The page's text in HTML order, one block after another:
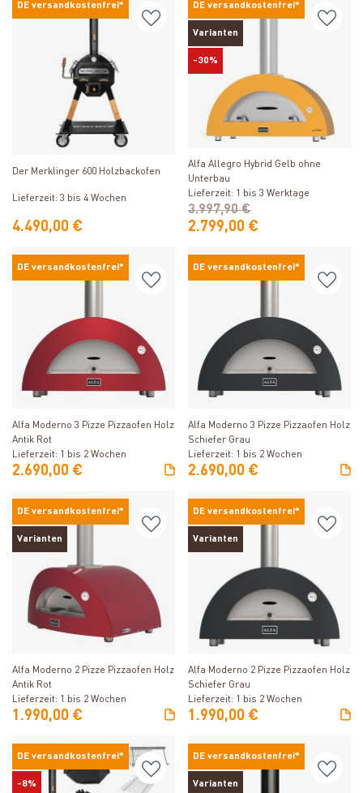
DE versandkostenfrei*
Produkt ansehen
Der Merklinger 600 Holzbackofen
Lieferzeit: 3 bis 4 Wochen
4.490,00 €
DE versandkostenfrei*
Varianten
-30%
Produkt ansehen
Alfa Allegro Hybrid Gelb ohne
Unterbau
Lieferzeit: 1 bis 3 Werktage
2.799,00 €
3.997,90 €
DE versandkostenfrei*
Produkt ansehen
Alfa Moderno 3 Pizze Pizzaofen Holz
Antik Rot
Lieferzeit: 1 bis 2 Wochen
2.690,00 €
DE versandkostenfrei*
Alfa Moderno 3 Pizze Pizzaofen Holz
Schiefer Grau
Lieferzeit: 1 bis 2 Wochen
2.690,00 €
DE versandkostenfrei*
Varianten
Produkt ansehen
Alfa Moderno 2 Pizze Pizzaofen Holz
Antik Rot
Lieferzeit: 1 bis 2 Wochen
1.990,00 €
DE versandkostenfrei*
Varianten
Produkt ansehen
Alfa Moderno 2 Pizze Pizzaofen Holz
Schiefer Grau
Lieferzeit: 1 bis 2 Wochen
1.990,00 €
DE versandkostenfrei*
-8%
DE versandkostenfrei*
Varianten